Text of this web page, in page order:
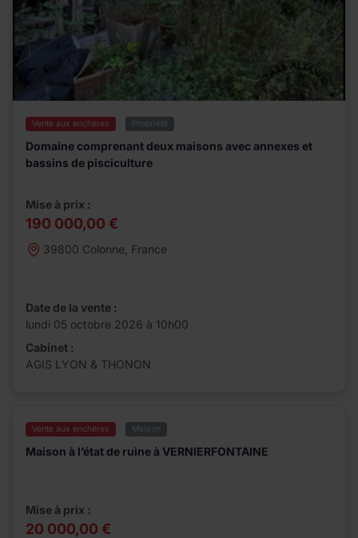
Vente aux enchères Propriété
Domaine comprenant deux maisons avec annexes et
bassins de pisciculture
Mise à prix :
190 000,00 €
39800 Colonne, France
Date de la vente :
lundi 05 octobre 2026 à 10h00
Cabinet :
AGIS LYON & THONON
Vente aux enchères Maison
Maison à l’état de ruine à VERNIERFONTAINE
Mise à prix :
20 000,00 €